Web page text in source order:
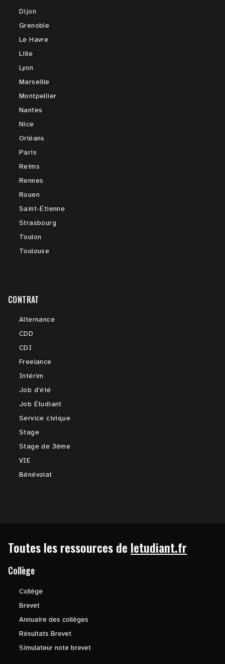
Dijon
Grenoble
Le Havre
Lille
Lyon
Marseille
Montpellier
Nantes
Nice
Orléans
Paris
Reims
Rennes
Rouen
Saint-Étienne
Strasbourg
Toulon
Toulouse
CONTRAT
Alternance
CDD
CDI
Freelance
Intérim
Job d'été
Job Étudiant
Service civique
Stage
Stage de 3ème
VIE
Bénévolat
Toutes les ressources de letudiant.fr
Collège
Collège
Brevet
Annuaire des collèges
Résultats Brevet
Simulateur note brevet